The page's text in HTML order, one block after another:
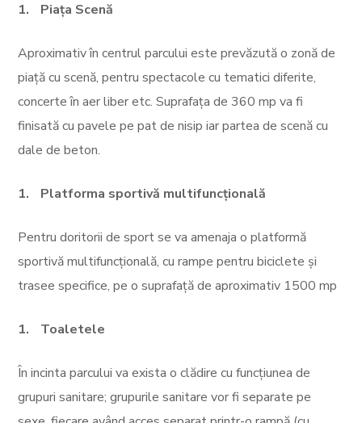
Piața Scenă
Aproximativ în centrul parcului este prevăzută o zonă de
piață cu scenă, pentru spectacole cu tematici diferite,
concerte în aer liber etc. Suprafața de 360 mp va fi
finisată cu pavele pe pat de nisip iar partea de scenă cu
dale de beton.
Platforma sportivă multifuncțională
Pentru doritorii de sport se va amenaja o platformă
sportivă multifuncțională, cu rampe pentru biciclete și
trasee specifice, pe o suprafață de aproximativ 1500 mp
Toaletele
În incinta parcului va exista o clădire cu funcțiunea de
grupuri sanitare; grupurile sanitare vor fi separate pe